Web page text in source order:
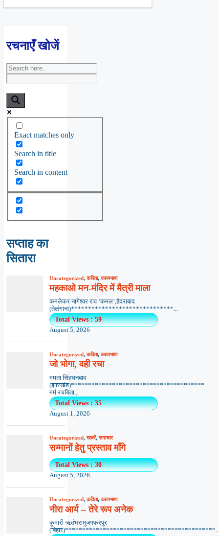
रचनाएँ खोजें
Exact matches only
Search in title
Search in content
सप्ताह का
सितारा
Uncategorized,कविता,काव्यभाषा
महकाओ मन-मंदिर में मैत्री माला
कमलेकर नागेश्वर राव ‘कमल’,हैदराबाद
(तेलंगाना)******************************...
Total Views : 59
August 5, 2026
Uncategorized,कविता,काव्यभाषा
जो भोगा, वही रचा
ममता सिंहधनबाद
(झारखंड)***************************************
मर्म रचयिता...
Total Views : 35
August 1, 2026
Uncategorized,खबरें,समाचार
सम्मानों हेतु प्रस्ताव माँगे
Total Views : 30
August 5, 2026
Uncategorized,कविता,काव्यभाषा
नीरा आर्य – तेरे रूप अनेक
कुमारी ऋतंभरामुजफ्फरपुर